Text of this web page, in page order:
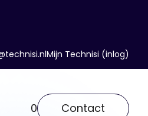
Mijn Technisi (inlog)
0 Contact